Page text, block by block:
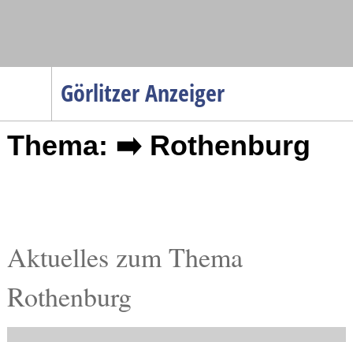
Görlitzer Anzeiger
Menüpunkte
Startseite
Verkehr
Gesundheit
Thema: ➡️ Rothenburg
Aktuelles zum Thema
Rothenburg